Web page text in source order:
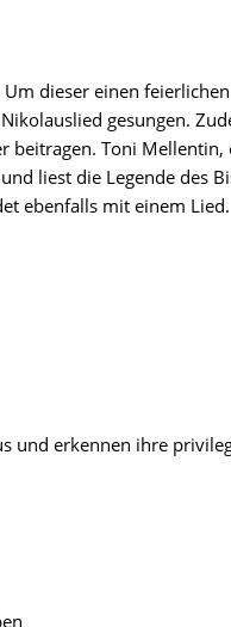
dieser einen
gesungen.
beitragen. Toni Mellentin,
liest die Legende des
ebenfalls mit einem Lied.
und erkennen ihre